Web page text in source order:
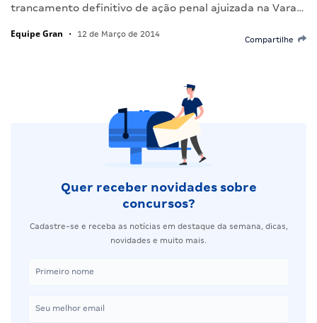
trancamento definitivo de ação penal ajuizada na Vara…
Equipe Gran • 12 de Março de 2014
Compartilhe
Quer receber novidades sobre
concursos?
Cadastre-se e receba as notícias em destaque da semana, dicas,
novidades e muito mais.